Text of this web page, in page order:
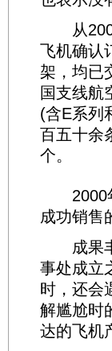
从2000
飞机确认
架，均已
国支线航
(含E系列
百五十余
个。
2000年
成功销售
成果丰
事处成立
时，还会
解尴尬时
达的飞机